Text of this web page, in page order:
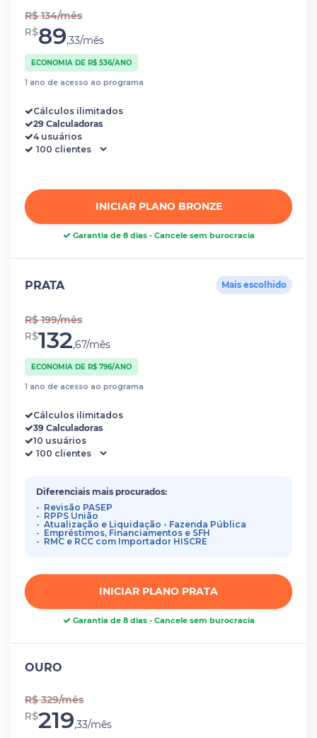
R$ 134/mês
R$89,33/mês
ECONOMIA DE R$ 536/ANO
1 ano de acesso ao programa
Cálculos ilimitados
29 Calculadoras
4 usuários
INICIAR PLANO BRONZE
Garantia de 8 dias - Cancele sem burocracia
PRATA Mais escolhido
R$ 199/mês
R$132,67/mês
ECONOMIA DE R$ 796/ANO
1 ano de acesso ao programa
Cálculos ilimitados
39 Calculadoras
10 usuários
Diferenciais mais procurados:
Revisão PASEP
RPPS União
Atualização e Liquidação - Fazenda Pública
Empréstimos, Financiamentos e SFH
RMC e RCC com Importador HISCRE
INICIAR PLANO PRATA
Garantia de 8 dias - Cancele sem burocracia
OURO
R$ 329/mês
R$219,33/mês